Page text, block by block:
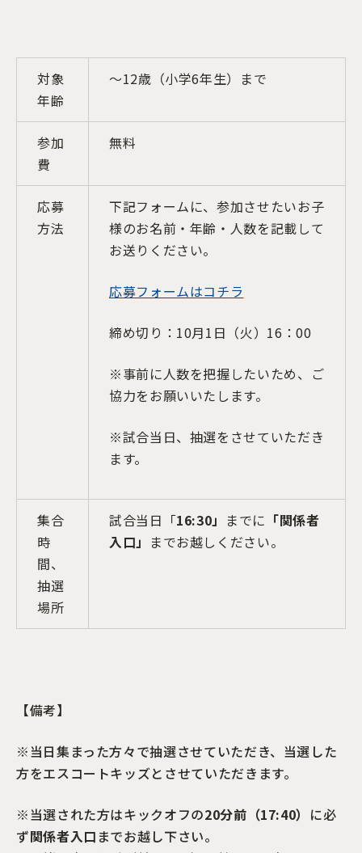
対象
年齢
～12歳（小学6年生）まで
参加
費
無料
応募
方法
下記フォームに、参加させたいお子
様のお名前・年齢・人数を記載して
お送りください。
応募フォームはコチラ
締め切り：10月1日（火）16：00
※事前に人数を把握したいため、ご
協力をお願いいたします。
※試合当日、抽選をさせていただき
ます。
集合
時
間、
抽選
場所
試合当日「16:30」 までに 「関係者
入口」 までお越しください。
【備考】
※当日集まった方々で抽選させていただき、当選した
方をエスコートキッズとさせていただきます。
※当選された方はキックオフの20分前（17:40） に必
ず関係者入口 までお越し下さい。